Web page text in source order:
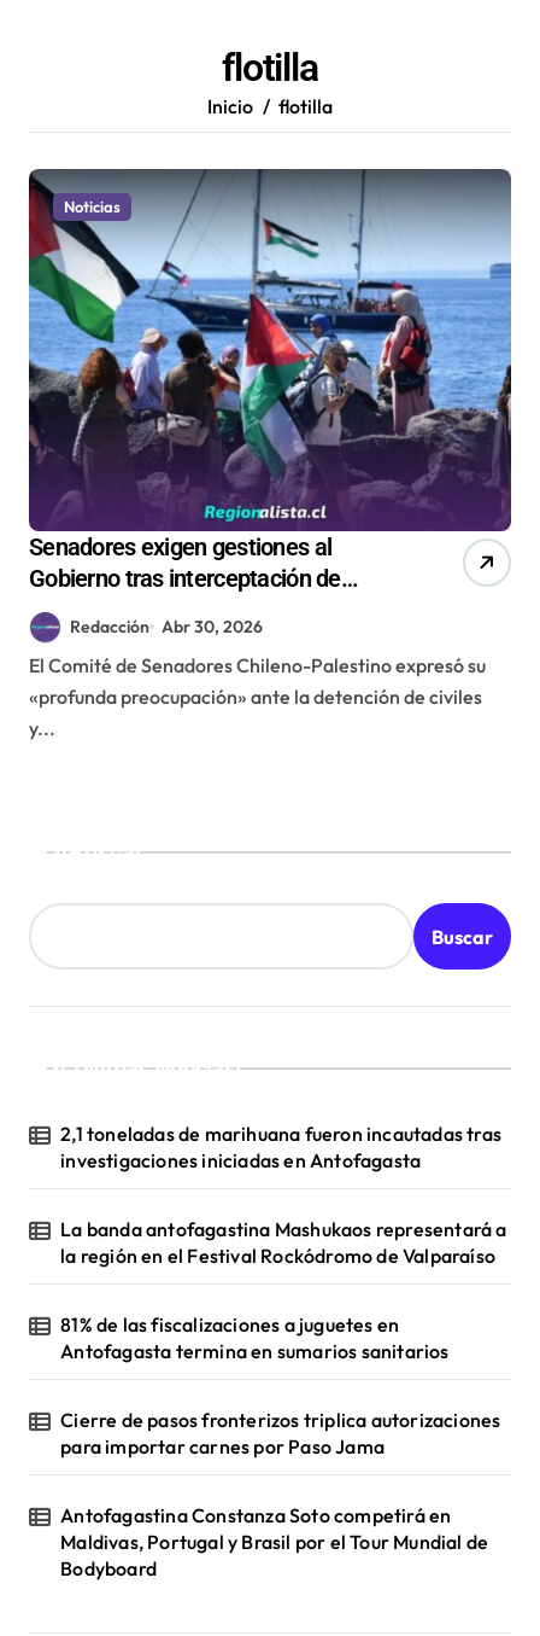
flotilla
Inicio flotilla
Noticias
Senadores exigen gestiones al
Gobierno tras interceptación de
flotilla con chilenos rumbo a Gaza
Redacción Abr 30, 2026
El Comité de Senadores Chileno-Palestino expresó su
«profunda preocupación» ante la detención de civiles
y...
Buscar
Buscar
¡Ultimas Noticias!
2,1 toneladas de marihuana fueron incautadas tras
investigaciones iniciadas en Antofagasta
La banda antofagastina Mashukaos representará a
la región en el Festival Rockódromo de Valparaíso
81% de las fiscalizaciones a juguetes en
Antofagasta termina en sumarios sanitarios
Cierre de pasos fronterizos triplica autorizaciones
para importar carnes por Paso Jama
Antofagastina Constanza Soto competirá en
Maldivas, Portugal y Brasil por el Tour Mundial de
Bodyboard